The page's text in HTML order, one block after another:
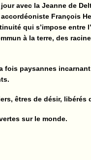
avec la Jeanne de
François
qui s’impose entre
à la terre, des
paysannes
êtres de désir,
sur le monde.